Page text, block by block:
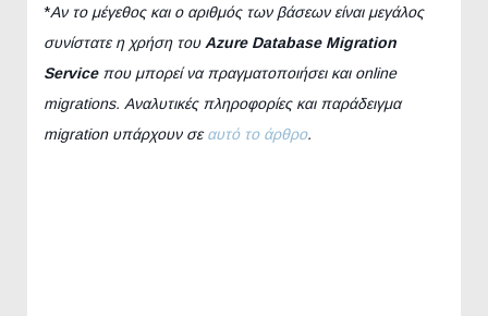
*Αν το μέγεθος και ο αριθμός των βάσεων είναι μεγάλος
συνίστατε η χρήση τουAzure Database Migration
Serviceπου μπορεί να πραγματοποιήσει και online
migrations. Αναλυτικές πληροφορίες και παράδειγμα
migration υπάρχουν σεαυτό το άρθρο.